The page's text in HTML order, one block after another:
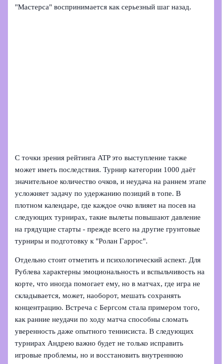
"Мастерса" воспринимается как серьезный шаг назад.
С точки зрения рейтинга ATP это выступление также
может иметь последствия. Турнир категории 1000 даёт
значительное количество очков, и неудача на раннем этапе
усложняет задачу по удержанию позиций в топе. В
плотном календаре, где каждое очко влияет на посев на
следующих турнирах, такие вылеты повышают давление
на грядущие старты - прежде всего на другие грунтовые
турниры и подготовку к "Ролан Гаррос".
Отдельно стоит отметить и психологический аспект. Для
Рублева характерны эмоциональность и вспыльчивость на
корте, что иногда помогает ему, но в матчах, где игра не
складывается, может, наоборот, мешать сохранять
концентрацию. Встреча с Бергсом стала примером того,
как ранние неудачи по ходу матча способны сломать
уверенность даже опытного теннисиста. В следующих
турнирах Андрею важно будет не только исправить
игровые проблемы, но и восстановить внутреннюю